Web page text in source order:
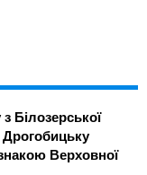
Білозерської
Верховної